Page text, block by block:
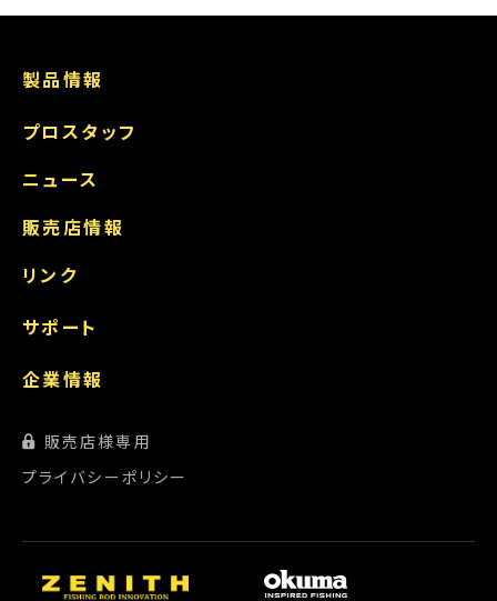
製品情報
プロスタッフ
ニュース
販売店情報
リンク
サポート
企業情報
販売店様専用
プライバシーポリシー